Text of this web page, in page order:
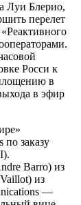
Луи Блерио,
перелет
Росси к
в
в эфир
по заказу
Barro) из
из
—